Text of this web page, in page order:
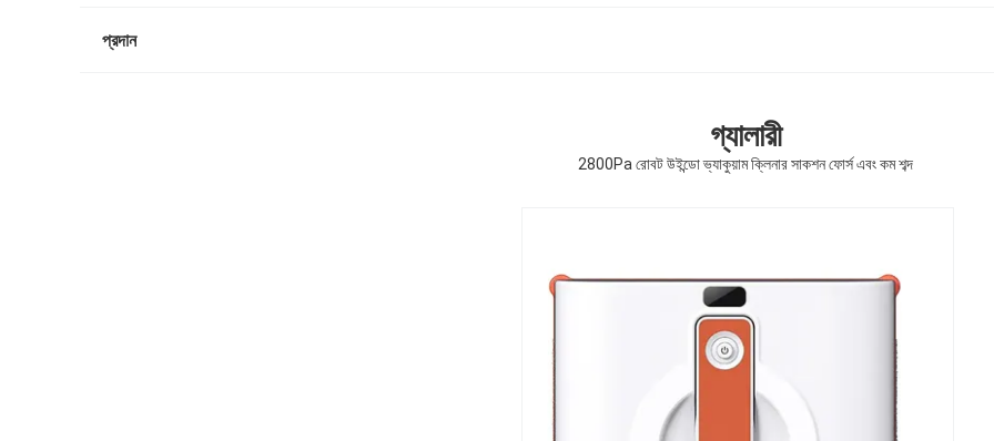
প্রদান
গ্যালারী
2800Pa রোবট উইন্ডো ভ্যাকুয়াম ক্লিনার সাকশন ফোর্স এবং কম শব্দ